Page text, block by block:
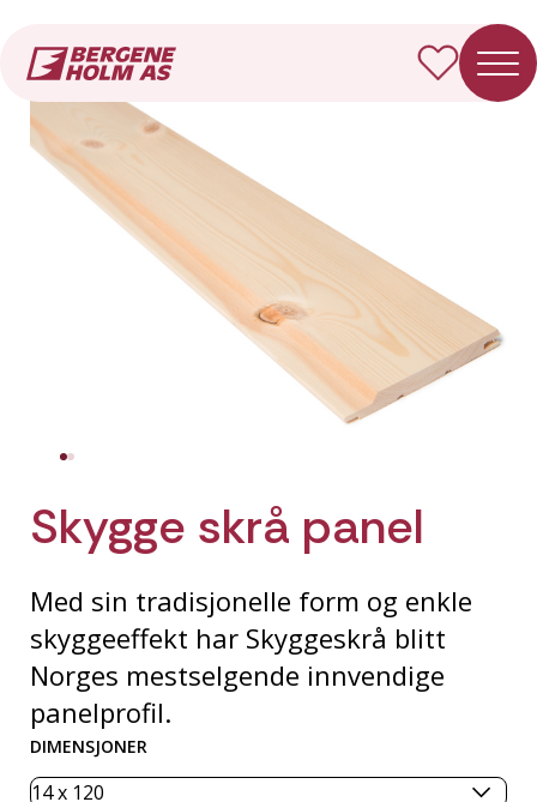
Skygge skrå panel
Med sin tradisjonelle form og enkle
skyggeeffekt har Skyggeskrå blitt
Norges mestselgende innvendige
panelprofil.
DIMENSJONER